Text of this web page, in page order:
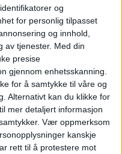
og
for personlig tilpasset
og innhold,
av tjenester. Med din
presise
gjennom enhetsskanning.
for å samtykke til våre og
Alternativt kan du klikke for
mer detaljert informasjon
Vær oppmerksom
kanskje
rett til å protestere mot
vedtatt av
fire
av trikkene